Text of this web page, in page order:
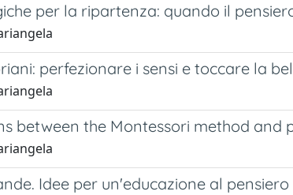
per la ripartenza: quando il
perfezionare i sensi e toccare la
between the Montessori method and
Idee per un'educazione al pensiero